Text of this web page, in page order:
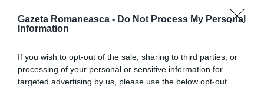
Gazeta Romaneasca - Do Not Process My Personal
Information
If you wish to opt-out of the sale, sharing to third parties, or
processing of your personal or sensitive information for
targeted advertising by us, please use the below opt-out
Ai trăit mulți ani în Franța. Ce imagine au acolo
«Românii sunt văzuți foarte bine. Lumea a auzit de
Ionescu, de Cioran, de Enescu, de Elvira Popescu și